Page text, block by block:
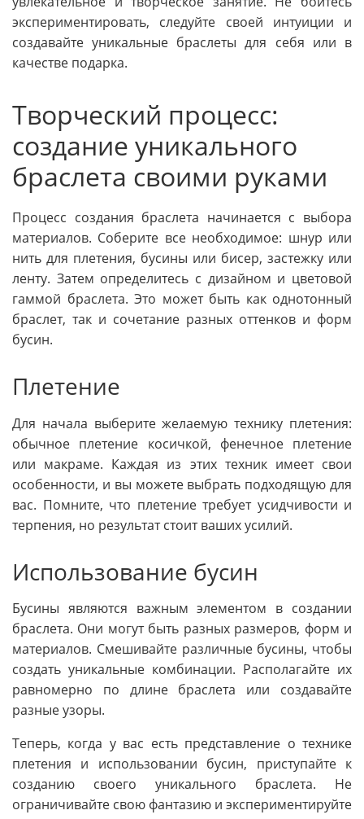
экспериментировать, следуйте своей интуиции и
создавайте уникальные браслеты для себя или в
качестве подарка.
Творческий процесс:
создание уникального
браслета своими руками
Процесс создания браслета начинается с выбора
материалов. Соберите все необходимое: шнур или
нить для плетения, бусины или бисер, застежку или
ленту. Затем определитесь с дизайном и цветовой
гаммой браслета. Это может быть как однотонный
браслет, так и сочетание разных оттенков и форм
бусин.
Плетение
Для начала выберите желаемую технику плетения:
обычное плетение косичкой, фенечное плетение
или макраме. Каждая из этих техник имеет свои
особенности, и вы можете выбрать подходящую для
вас. Помните, что плетение требует усидчивости и
терпения, но результат стоит ваших усилий.
Использование бусин
Бусины являются важным элементом в создании
браслета. Они могут быть разных размеров, форм и
материалов. Смешивайте различные бусины, чтобы
создать уникальные комбинации. Располагайте их
равномерно по длине браслета или создавайте
разные узоры.
Теперь, когда у вас есть представление о технике
плетения и использовании бусин, приступайте к
созданию своего уникального браслета. Не
ограничивайте свою фантазию и экспериментируйте